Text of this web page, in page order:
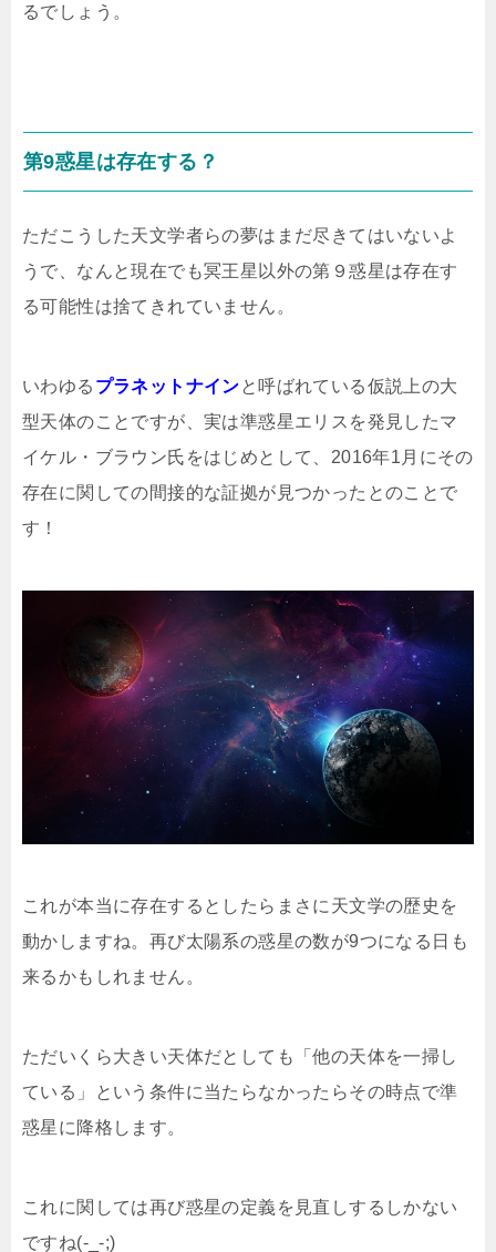
るでしょう。
第9惑星は存在する？
ただこうした天文学者らの夢はまだ尽きてはいないよ
うで、なんと現在でも冥王星以外の第９惑星は存在す
る可能性は捨てきれていません。
いわゆる プラネットナインと呼ばれている仮説上の大
型天体のことですが、実は準惑星エリスを発見したマ
イケル・ブラウン氏をはじめとして、2016年1月にその
存在に関しての間接的な証拠が見つかったとのことで
す！
これが本当に存在するとしたらまさに天文学の歴史を
動かしますね。再び太陽系の惑星の数が9つになる日も
来るかもしれません。
ただいくら大きい天体だとしても「他の天体を一掃し
ている」という条件に当たらなかったらその時点で準
惑星に降格します。
これに関しては再び惑星の定義を見直しするしかない
ですね(-_-;)